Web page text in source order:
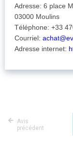
Adresse: 6 place
03000 Moulins
Téléphone: +33
Courriel:
Adresse internet:
Avis
précédent